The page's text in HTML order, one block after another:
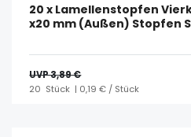
20 x Lamellenstopfen
x20 mm (Außen) Stopfen
UVP 3,89 €
20 Stück | 0,19 € / Stück